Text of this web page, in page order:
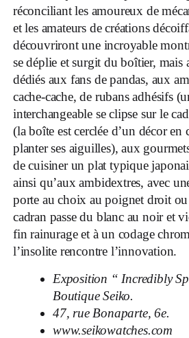
réconciliant les amoureux de
et les amateurs de créations
découvriront une incroyable
se déplie et surgit du boîtier, mais
dédiés aux fans de pandas, aux
cache-cache, de rubans adhésifs
interchangeable se clipse sur le
(la boîte est cerclée d’un décor en
planter ses aiguilles), aux
de cuisiner un plat typique
ainsi qu’aux ambidextres, avec
porte au choix au poignet droit
cadran passe du blanc au noir et
fin rainurage et à un codage
l’insolite rencontre l’innovation.
Exposition “ Incredibly
Boutique Seiko.
47, rue Bonaparte, 6e.
www.seikowatches.com